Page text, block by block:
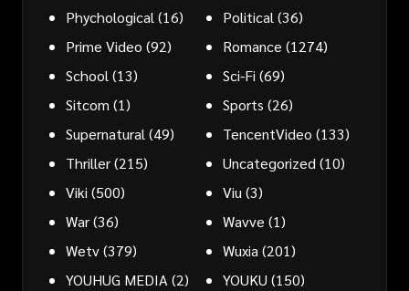
Phychological (16) Political (36)
Prime Video (92) Romance (1274)
School (13) Sci-Fi (69)
Sitcom (1) Sports (26)
Supernatural (49) TencentVideo (133)
Thriller(215) Uncategorized (10)
Viki (500) Viu (3)
War(36) Wavve (1)
Wetv(379) Wuxia (201)
YOUHUG MEDIA (2) YOUKU (150)